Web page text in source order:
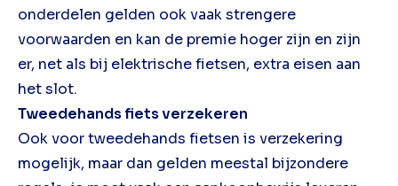
onderdelen gelden ook vaak strengere
voorwaarden en kan de premie hoger zijn en zijn
er, net als bij elektrische fietsen, extra eisen aan
het slot.
Tweedehands fiets verzekeren
Ook voor tweedehands fietsen is verzekering
mogelijk, maar dan gelden meestal bijzondere